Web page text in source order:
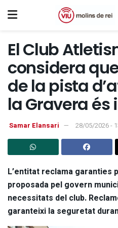
El Club
considera
de la pista
la Gravera
Samar Elansari 28/05/2026 -
L’entitat reclama garanties
proposada pel govern
necessitats del club.
garanteixi la seguretat